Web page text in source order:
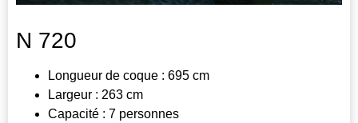
N 720
Longueur de coque : 695 cm
Largeur : 263 cm
Capacité : 7 personnes